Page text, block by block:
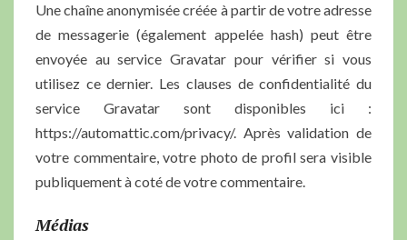
Une chaîne anonymisée créée à partir de votre adresse
de messagerie (également appelée hash) peut être
envoyée au service Gravatar pour vérifier si vous
utilisez ce dernier. Les clauses de confidentialité du
service Gravatar sont disponibles ici :
https://automattic.com/privacy/. Après validation de
votre commentaire, votre photo de profil sera visible
publiquement à coté de votre commentaire.
Médias